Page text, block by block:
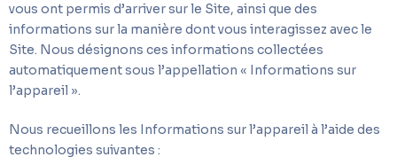
vous ont permis d’arriver sur le Site, ainsi que des
informations sur la manière dont vous interagissez avec le
Site. Nous désignons ces informations collectées
automatiquement sous l’appellation « Informations sur
l’appareil ».
Nous recueillons les Informations sur l’appareil à l’aide des
technologies suivantes :